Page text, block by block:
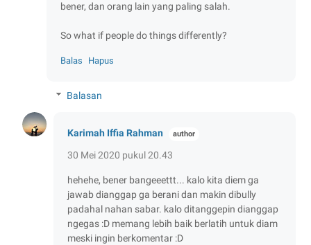
bener, dan orang lain yang paling salah.
So what if people do things differently?
Balas Hapus
Balasan
Karimah Iffia Rahman
30 Mei 2020 pukul 20.43
hehehe, bener bangeeettt... kalo kita diem ga
jawab dianggap ga berani dan makin dibully
padahal nahan sabar. kalo ditanggepin dianggap
ngegas :D memang lebih baik berlatih untuk diam
meski ingin berkomentar :D